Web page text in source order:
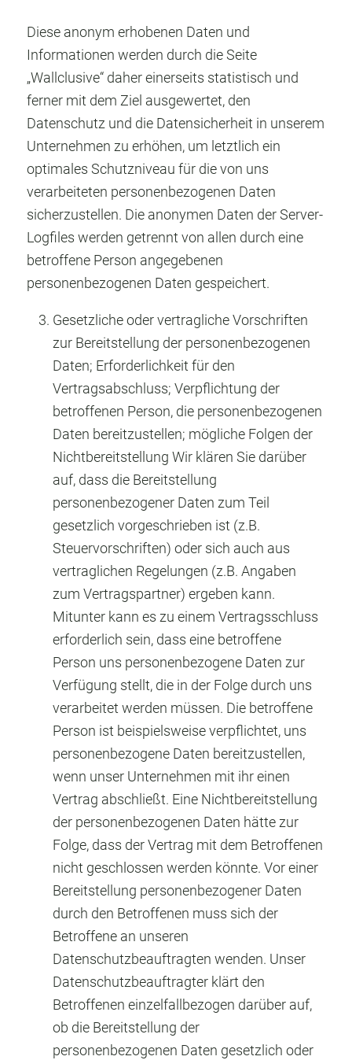
Diese anonym erhobenen Daten und
Informationen werden durch die Seite
„Wallclusive“ daher einerseits statistisch und
ferner mit dem Ziel ausgewertet, den
Datenschutz und die Datensicherheit in unserem
Unternehmen zu erhöhen, um letztlich ein
optimales Schutzniveau für die von uns
verarbeiteten personenbezogenen Daten
sicherzustellen. Die anonymen Daten der Server-
Logfiles werden getrennt von allen durch eine
betroffene Person angegebenen
personenbezogenen Daten gespeichert.
Gesetzliche oder vertragliche Vorschriften
zur Bereitstellung der personenbezogenen
Daten; Erforderlichkeit für den
Vertragsabschluss; Verpflichtung der
betroffenen Person, die personenbezogenen
Daten bereitzustellen; mögliche Folgen der
Nichtbereitstellung Wir klären Sie darüber
auf, dass die Bereitstellung
personenbezogener Daten zum Teil
gesetzlich vorgeschrieben ist (z.B.
Steuervorschriften) oder sich auch aus
vertraglichen Regelungen (z.B. Angaben
zum Vertragspartner) ergeben kann.
Mitunter kann es zu einem Vertragsschluss
erforderlich sein, dass eine betroffene
Person uns personenbezogene Daten zur
Verfügung stellt, die in der Folge durch uns
verarbeitet werden müssen. Die betroffene
Person ist beispielsweise verpflichtet, uns
personenbezogene Daten bereitzustellen,
wenn unser Unternehmen mit ihr einen
Vertrag abschließt. Eine Nichtbereitstellung
der personenbezogenen Daten hätte zur
Folge, dass der Vertrag mit dem Betroffenen
nicht geschlossen werden könnte. Vor einer
Bereitstellung personenbezogener Daten
durch den Betroffenen muss sich der
Betroffene an unseren
Datenschutzbeauftragten wenden. Unser
Datenschutzbeauftragter klärt den
Betroffenen einzelfallbezogen darüber auf,
ob die Bereitstellung der
personenbezogenen Daten gesetzlich oder